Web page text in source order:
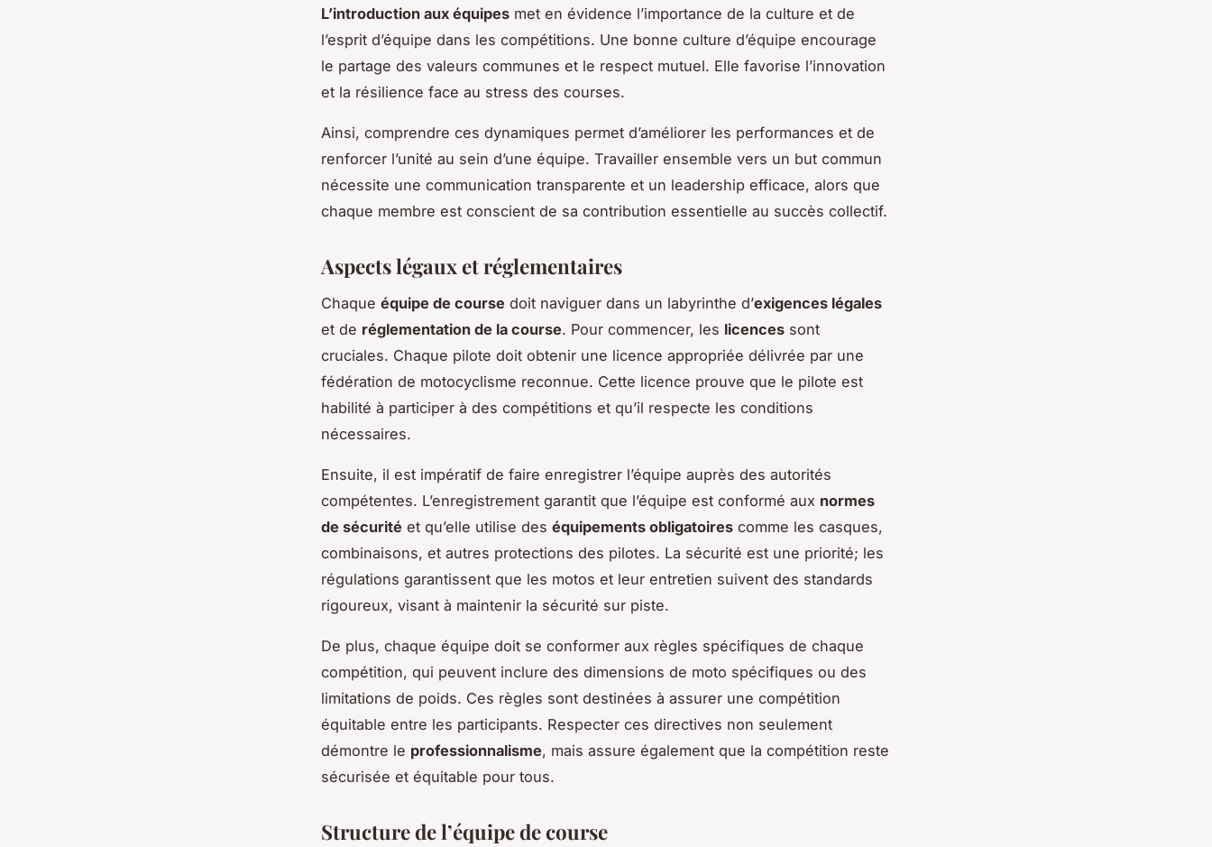
L’introduction aux équipes met en évidence l’importance de la culture et de
l’esprit d’équipe dans les compétitions. Une bonne culture d’équipe encourage
le partage des valeurs communes et le respect mutuel. Elle favorise l’innovation
et la résilience face au stress des courses.
Ainsi, comprendre ces dynamiques permet d’améliorer les performances et de
renforcer l’unité au sein d’une équipe. Travailler ensemble vers un but commun
nécessite une communication transparente et un leadership efficace, alors que
chaque membre est conscient de sa contribution essentielle au succès collectif.
Aspects légaux et réglementaires
Chaque équipe de course doit naviguer dans un labyrinthe d’exigences légales
et de réglementation de la course. Pour commencer, les licences sont
cruciales. Chaque pilote doit obtenir une licence appropriée délivrée par une
fédération de motocyclisme reconnue. Cette licence prouve que le pilote est
habilité à participer à des compétitions et qu’il respecte les conditions
nécessaires.
Ensuite, il est impératif de faire enregistrer l’équipe auprès des autorités
compétentes. L’enregistrement garantit que l’équipe est conformé aux normes
de sécurité et qu’elle utilise des équipements obligatoires comme les casques,
combinaisons, et autres protections des pilotes. La sécurité est une priorité; les
régulations garantissent que les motos et leur entretien suivent des standards
rigoureux, visant à maintenir la sécurité sur piste.
De plus, chaque équipe doit se conformer aux règles spécifiques de chaque
compétition, qui peuvent inclure des dimensions de moto spécifiques ou des
limitations de poids. Ces règles sont destinées à assurer une compétition
équitable entre les participants. Respecter ces directives non seulement
démontre le professionnalisme, mais assure également que la compétition reste
sécurisée et équitable pour tous.
Structure de l’équipe de course